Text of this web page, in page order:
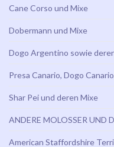
Cane Corso und Mixe
Dobermann und Mixe
Dogo Argentino sowie
Presa Canario, Dogo
Shar Pei und deren Mixe
ANDERE MOLOSSER UND
American Staffordshire